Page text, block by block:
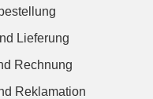
Lieferung
Rechnung
Reklamation